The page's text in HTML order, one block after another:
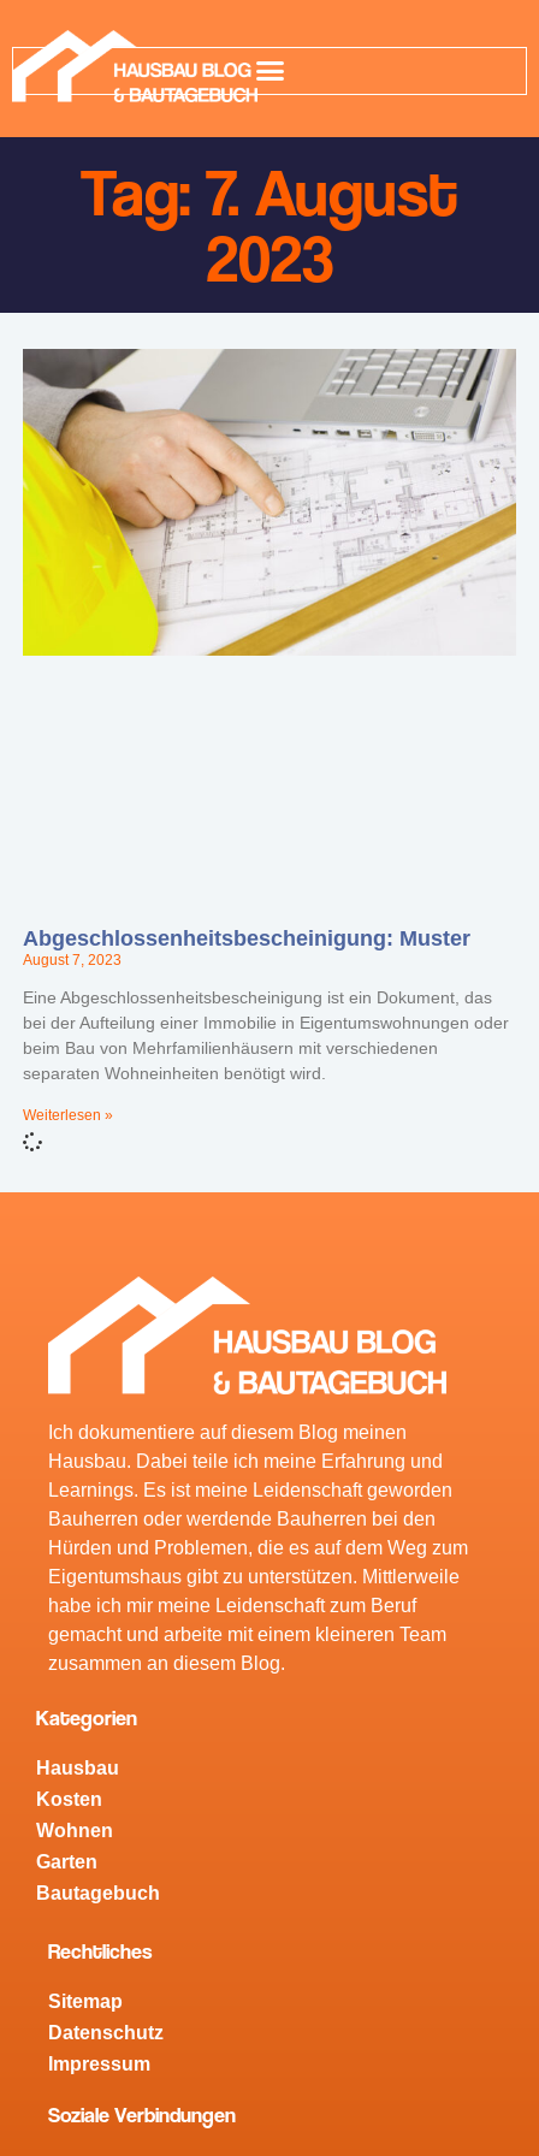
Tag: 7. August
2023
Abgeschlossenheitsbescheinigung: Muster
August 7, 2023
Eine Abgeschlossenheitsbescheinigung ist ein Dokument, das
bei der Aufteilung einer Immobilie in Eigentumswohnungen oder
beim Bau von Mehrfamilienhäusern mit verschiedenen
separaten Wohneinheiten benötigt wird.
Weiterlesen »
Ich dokumentiere auf diesem Blog meinen
Hausbau. Dabei teile ich meine Erfahrung und
Learnings. Es ist meine Leidenschaft geworden
Bauherren oder werdende Bauherren bei den
Hürden und Problemen, die es auf dem Weg zum
Eigentumshaus gibt zu unterstützen. Mittlerweile
habe ich mir meine Leidenschaft zum Beruf
gemacht und arbeite mit einem kleineren Team
zusammen an diesem Blog.
Kategorien
Hausbau
Kosten
Wohnen
Garten
Bautagebuch
Rechtliches
Sitemap
Datenschutz
Impressum
Soziale Verbindungen